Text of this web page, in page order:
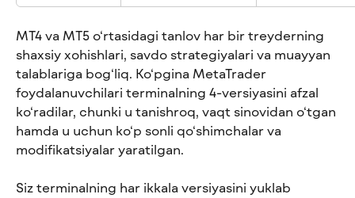
MT4 va MT5 o‘rtasidagi tanlov har bir treyderning
shaxsiy xohishlari, savdo strategiyalari va muayyan
talablariga bog‘liq. Ko‘pgina MetaTrader
foydalanuvchilari terminalning 4-versiyasini afzal
ko‘radilar, chunki u tanishroq, vaqt sinovidan o‘tgan
hamda u uchun ko‘p sonli qo‘shimchalar va
modifikatsiyalar yaratilgan.
Siz terminalning har ikkala versiyasini yuklab